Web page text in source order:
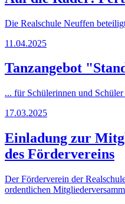
Die Realschule Neuffen
11.04.2025
Tanzangebot
... für Schülerinnen und
17.03.2025
Einladung zur
des Fördervereins
Der Förderverein der
ordentlichen